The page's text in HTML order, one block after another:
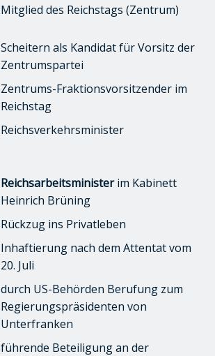
Mitglied des Reichstags (Zentrum)
Scheitern als Kandidat für Vorsitz der
Zentrumspartei
Zentrums-Fraktionsvorsitzender im
Reichstag
Reichsverkehrsminister
Reichsarbeitsministerim Kabinett
Heinrich Brüning
Rückzug ins Privatleben
Inhaftierung nach dem Attentat vom
20. Juli
durch US-Behörden Berufung zum
Regierungspräsidenten von
Unterfranken
führende Beteiligung an der